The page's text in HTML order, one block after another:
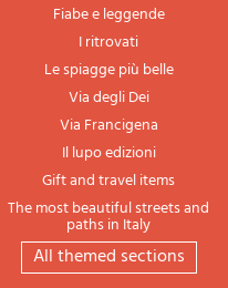
Fiabe e leggende
I ritrovati
Le spiagge più belle
Via degli Dei
Via Francigena
Il lupo edizioni
Gift and travel items
The most beautiful streets and
paths in Italy
All themed sections